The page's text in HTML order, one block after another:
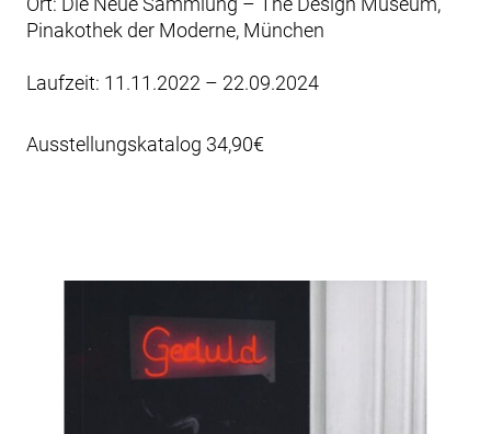
Pinakothek der Moderne, München
Laufzeit: 11.11.2022 – 22.09.2024
Ausstellungskatalog 34,90€
Beitragsnavigation